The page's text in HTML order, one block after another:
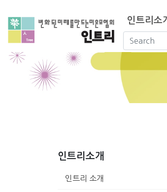
인트리소
인트리소개
인트리 소개